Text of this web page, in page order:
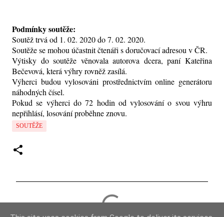
Podmínky soutěže:
Soutěž trvá od 1. 02. 2020 do 7. 02. 2020.
Soutěže se mohou účastnit čtenáři s doručovací adresou v ČR.
Výtisky do soutěže věnovala autorova dcera, paní Kateřina
Bečevová, která výhry rovněž zasílá.
Výherci budou vylosováni prostřednictvím online generátoru
náhodných čísel.
Pokud se výherci do 72 hodin od vylosování o svou výhru
nepřihlásí, losování proběhne znovu.
SOUTĚŽE
o